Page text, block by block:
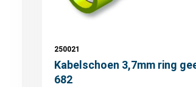
250021
Kabelschoen 3,7mm ring
682